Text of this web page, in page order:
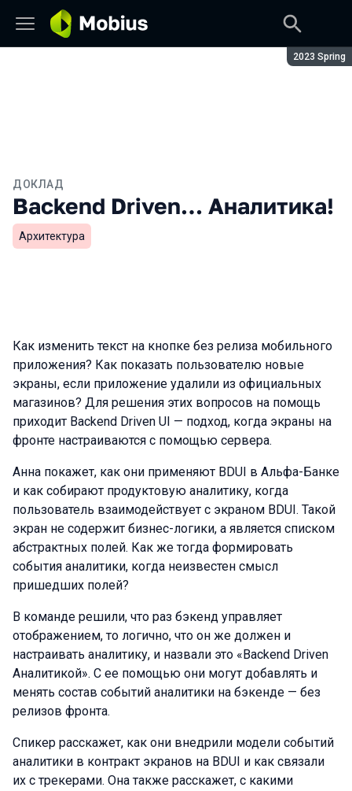
Сезон:
2023 Spring
ДОКЛАД
Backend Driven… Аналитика!
Архитектура
Как изменить текст на кнопке без релиза мобильного
приложения? Как показать пользователю новые
экраны, если приложение удалили из официальных
магазинов? Для решения этих вопросов на помощь
приходит Backend Driven UI — подход, когда экраны на
фронте настраиваются с помощью сервера.
Анна покажет, как они применяют BDUI в Альфа-Банке
и как собирают продуктовую аналитику, когда
пользователь взаимодействует с экраном BDUI. Такой
экран не содержит бизнес-логики, а является списком
абстрактных полей. Как же тогда формировать
события аналитики, когда неизвестен смысл
пришедших полей?
В команде решили, что раз бэкенд управляет
отображением, то логично, что он же должен и
настраивать аналитику, и назвали это «Backend Driven
Аналитикой». С ее помощью они могут добавлять и
менять состав событий аналитики на бэкенде — без
релизов фронта.
Спикер расскажет, как они внедрили модели событий
аналитики в контракт экранов на BDUI и как связали
их с трекерами. Она также расскажет, с какими